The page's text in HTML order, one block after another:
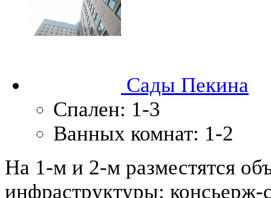
Сады Пекина
Спален: 1-3
Ванных комнат: 1-2
На 1-м и 2-м разместятся
инфраструктуры: консьерж-